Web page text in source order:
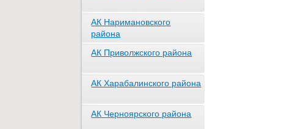
АК Наримановского
района
АК Приволжского района
АК Харабалинского района
АК Черноярского района